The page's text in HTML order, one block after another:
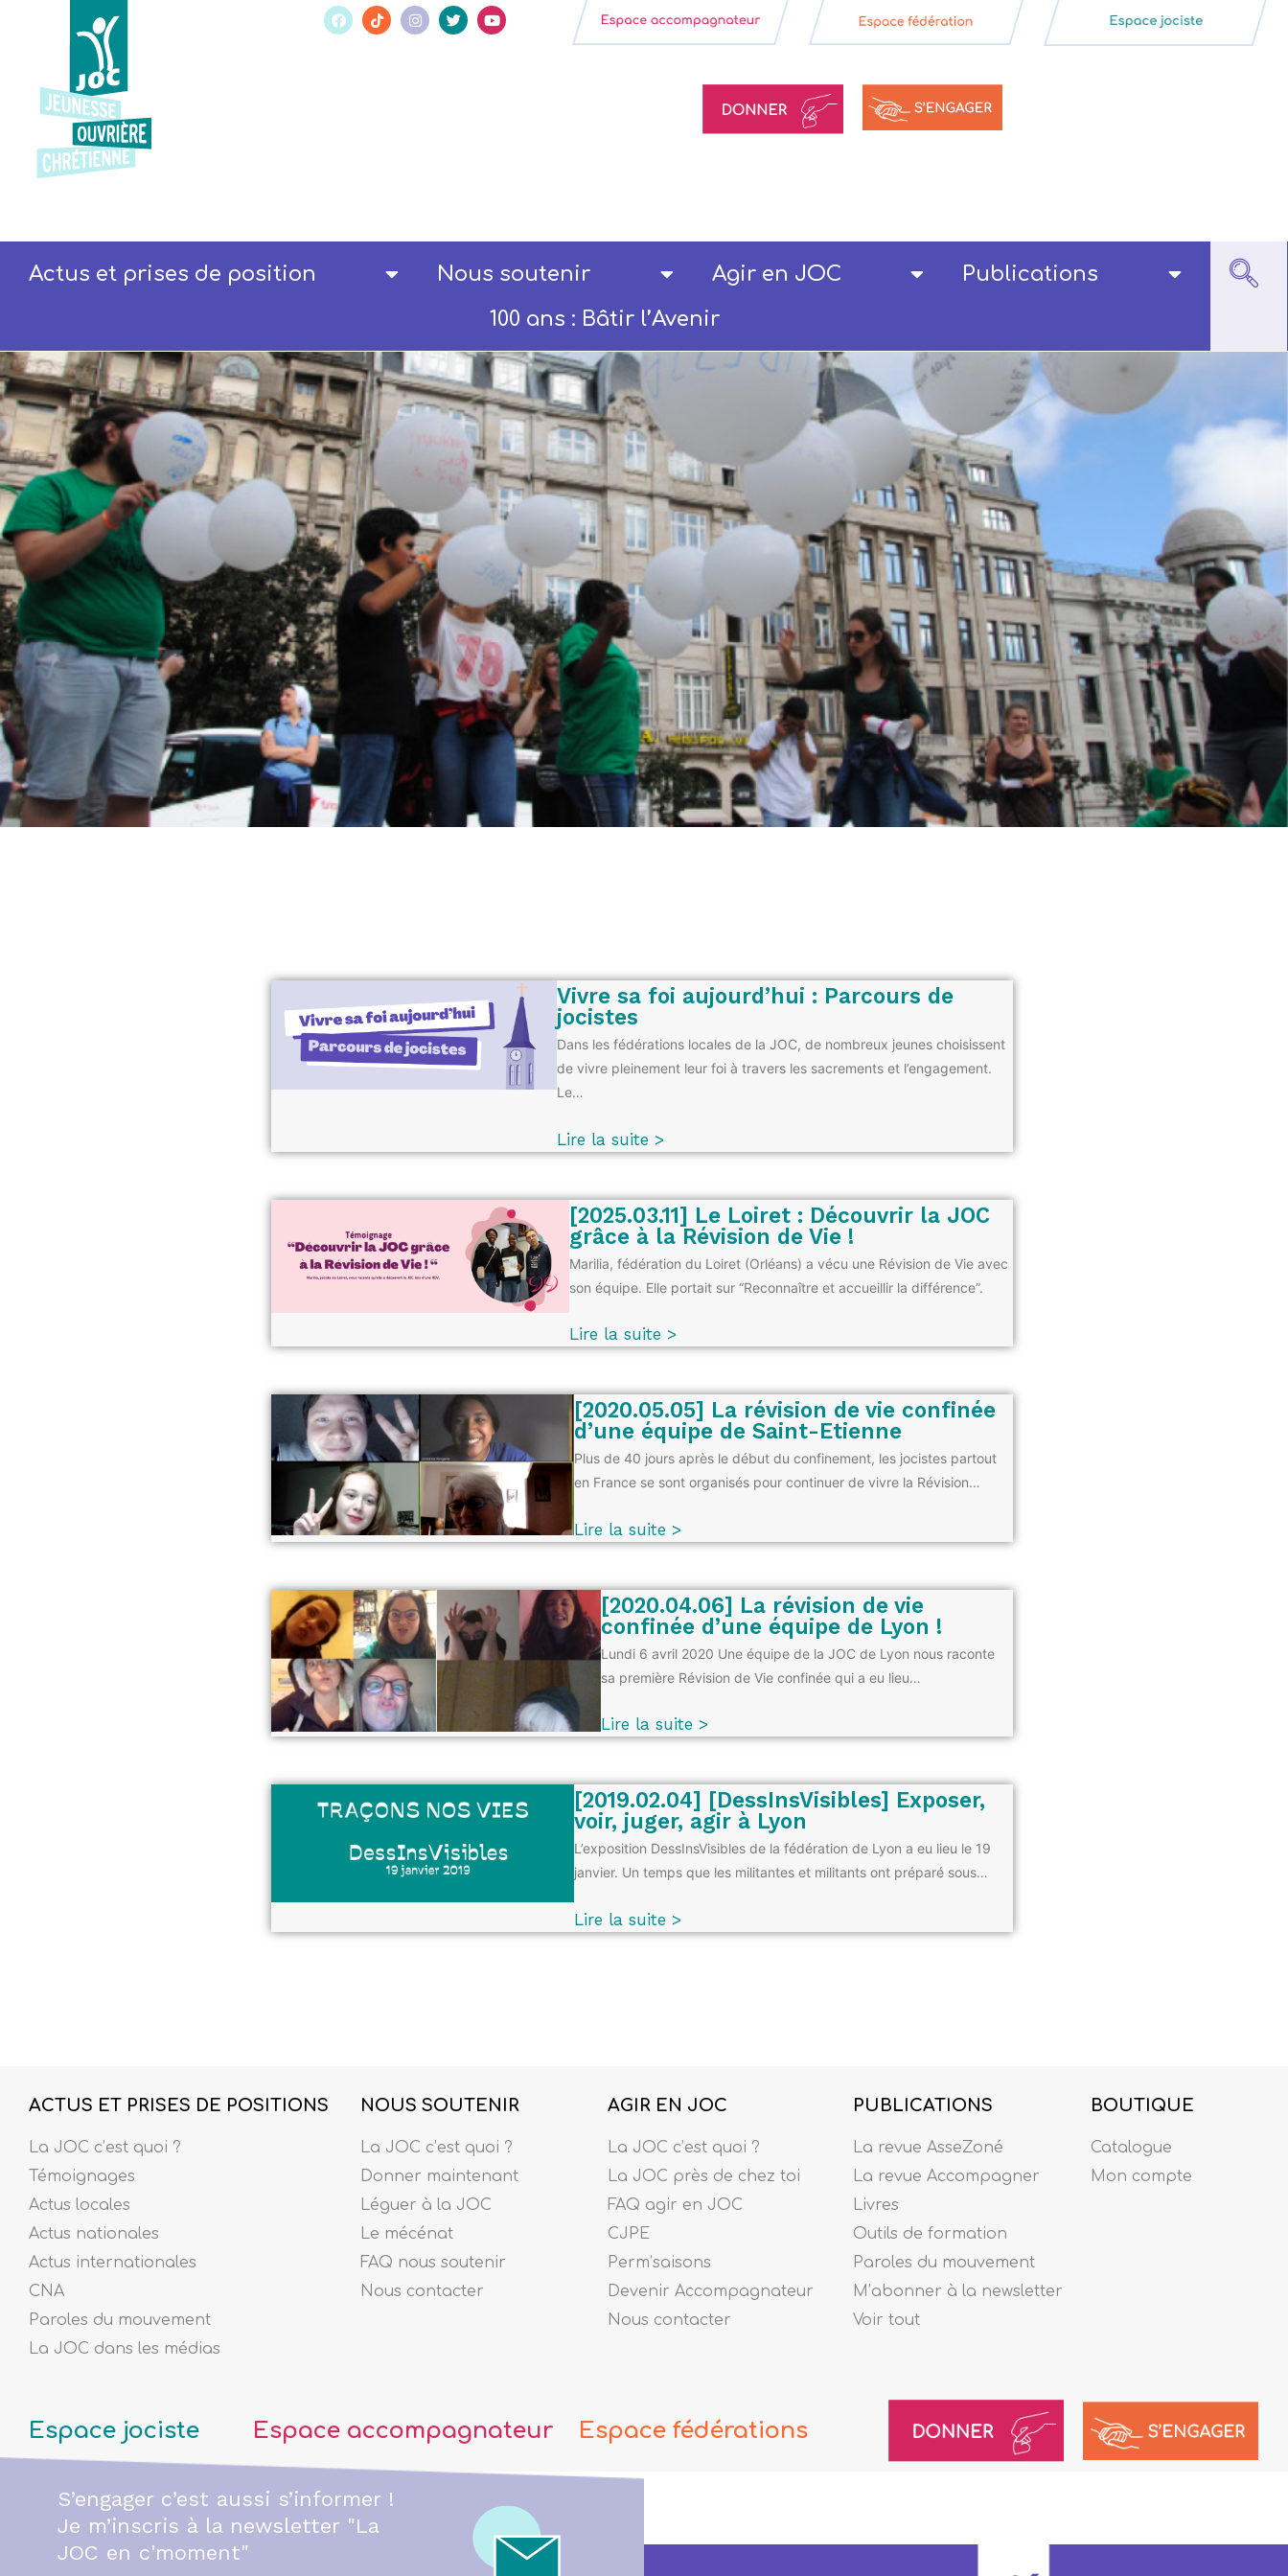
Actus et prises de position Nous soutenir Agir en JOC
Publications
100 ans : Bâtir l’Avenir
Vivre sa foi aujourd’hui : Parcours de
jocistes
Dans les fédérations locales de la JOC, de nombreux jeunes choisissent
de vivre pleinement leur foi à travers les sacrements et l’engagement.
Le…
Lire la suite >
[2025.03.11] Le Loiret : Découvrir la JOC
grâce à la Révision de Vie !
Marilia, fédération du Loiret (Orléans) a vécu une Révision de Vie avec
son équipe. Elle portait sur “Reconnaître et accueillir la différence”.
Lire la suite >
[2020.05.05] La révision de vie confinée
d’une équipe de Saint-Etienne
Plus de 40 jours après le début du confinement, les jocistes partout
en France se sont organisés pour continuer de vivre la Révision…
Lire la suite >
[2020.04.06] La révision de vie
confinée d’une équipe de Lyon !
Lundi 6 avril 2020 Une équipe de la JOC de Lyon nous raconte
sa première Révision de Vie confinée qui a eu lieu…
Lire la suite >
[2019.02.04] [DessInsVisibles] Exposer,
voir, juger, agir à Lyon
L’exposition DessInsVisibles de la fédération de Lyon a eu lieu le 19
janvier. Un temps que les militantes et militants ont préparé sous…
Lire la suite >
ACTUS ET PRISES DE POSITIONS
La JOC c’est quoi ?
Témoignages
Actus locales
Actus nationales
Actus internationales
CNA
Paroles du mouvement
La JOC dans les médias
NOUS SOUTENIR
La JOC c’est quoi ?
Donner maintenant
Léguer à la JOC
Le mécénat
FAQ nous soutenir
Nous contacter
AGIR EN JOC
La JOC c’est quoi ?
La JOC près de chez toi
FAQ agir en JOC
CJPE
Perm’saisons
Devenir Accompagnateur
Nous contacter
PUBLICATIONS
La revue AsseZoné
La revue Accompagner
Livres
Outils de formation
Paroles du mouvement
M’abonner à la newsletter
Voir tout
BOUTIQUE
Catalogue
Mon compte
Espace jociste Espace accompagnateur Espace fédérations
S’engager c’est aussi s’informer !
Je m’inscris à la newsletter "La
JOC en c'moment"